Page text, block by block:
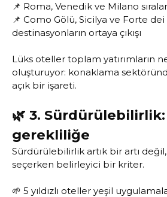
📌 Roma, Venedik ve Milano
📌 Como Gölü, Sicilya ve Forte
destinasyonların ortaya çıkışı
Lüks oteller toplam yatırımların
oluşturuyor: konaklama
açık bir işareti.
🌿 3.
gerekliliğe
Sürdürülebilirlik artık bir artı
seçerken belirleyici bir kriter.
🌱 5 yıldızlı oteller yeşil